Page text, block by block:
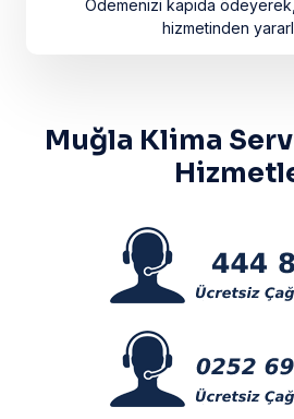
Ödemenizi kapıda
hizmetinden
Muğla Klima